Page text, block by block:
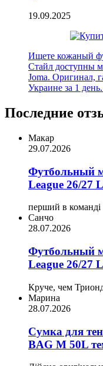
19.09.2025
Ищете кожаный
Стайл доступны
Joma. Оригинал,
Украине за 1
Последние
Макар
29.07.2026
Футбольный
League 26/27
перший в команді
Санчо
28.07.2026
Футбольный
League 26/27
Круче, чем
Марина
28.07.2026
Сумка для
BAG M 50L